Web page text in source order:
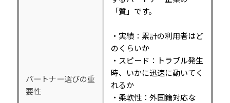
パートナー選びの重
要性
「質」です。
・実績：累計の利用者はど
のくらいか
・スピード：トラブル発生
時、いかに迅速に動いてく
れるか
・柔軟性：外国籍対応な